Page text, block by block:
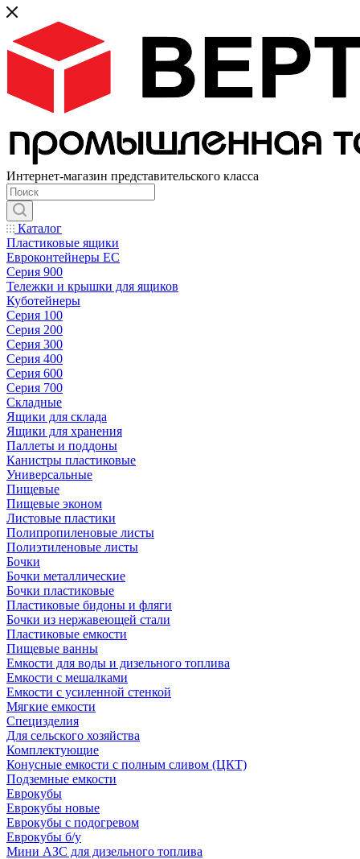
Интернет-магазин представительского класса
Каталог
Пластиковые ящики
Евроконтейнеры ЕС
Серия 900
Тележки и крышки для ящиков
Куботейнеры
Серия 100
Серия 200
Серия 300
Серия 400
Серия 600
Серия 700
Складные
Ящики для склада
Ящики для хранения
Паллеты и поддоны
Канистры пластиковые
Универсальные
Пищевые
Пищевые эконом
Листовые пластики
Полипропиленовые листы
Полиэтиленовые листы
Бочки
Бочки металлические
Бочки пластиковые
Пластиковые бидоны и фляги
Бочки из нержавеющей стали
Пластиковые емкости
Пищевые ванны
Емкости для воды и дизельного топлива
Емкости с мешалками
Емкости с усиленной стенкой
Мягкие емкости
Специзделия
Для сельского хозяйства
Комплектующие
Конусные емкости с полным сливом (ЦКТ)
Подземные емкости
Еврокубы
Еврокубы новые
Еврокубы с подогревом
Еврокубы б/у
Мини АЗС для дизельного топлива